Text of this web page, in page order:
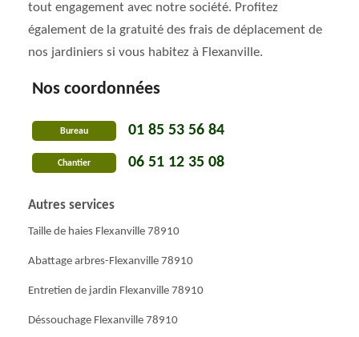
tout engagement avec notre société. Profitez
également de la gratuité des frais de déplacement de
nos jardiniers si vous habitez à Flexanville.
Nos coordonnées
Bureau 01 85 53 56 84
Chantier 06 51 12 35 08
Autres services
Taille de haies Flexanville 78910
Abattage arbres-Flexanville 78910
Entretien de jardin Flexanville 78910
Déssouchage Flexanville 78910